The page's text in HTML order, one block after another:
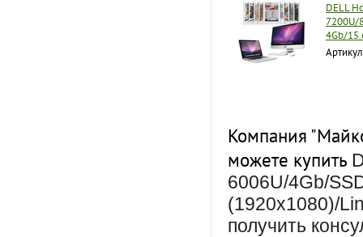
DELL
7200U/
4Gb/
Компания
можете купить
6006U/4Gb/
(1920x1080)/
получить